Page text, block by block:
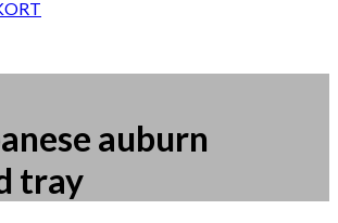
auburn
tray